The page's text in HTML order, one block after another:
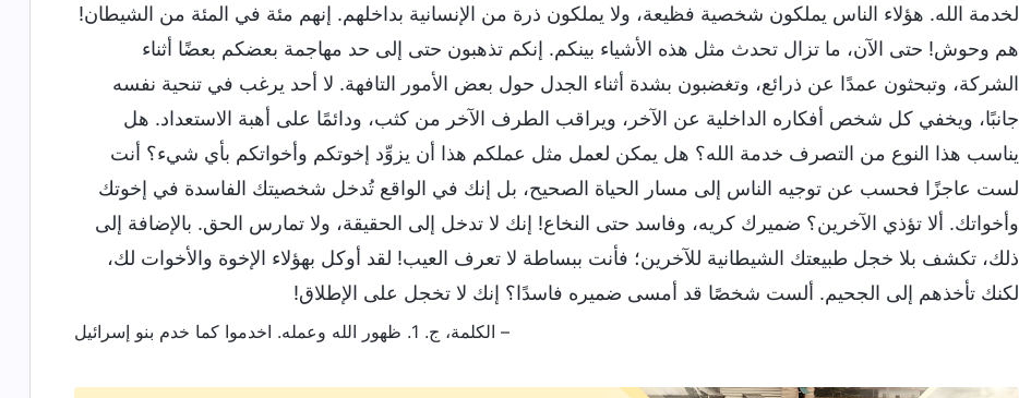
لخدمة الله. هؤلاء الناس يملكون شخصية فظيعة، ولا يملكون ذرة من الإنسانية بداخلهم. إنهم مئة في المئة من الشيطان!
هم وحوش! حتى الآن، ما تزال تحدث مثل هذه الأشياء بينكم. إنكم تذهبون حتى إلى حد مهاجمة بعضكم بعضًا أثناء
الشركة، وتبحثون عمدًا عن ذرائع، وتغضبون بشدة أثناء الجدل حول بعض الأمور التافهة. لا أحد يرغب في تنحية نفسه
جانبًا، ويخفي كل شخص أفكاره الداخلية عن الآخر، ويراقب الطرف الآخر من كثب، ودائمًا على أهبة الاستعداد. هل
يناسب هذا النوع من التصرف خدمة الله؟ هل يمكن لعمل مثل عملكم هذا أن يزوِّد إخوتكم وأخواتكم بأي شيء؟ أنت
لست عاجزًا فحسب عن توجيه الناس إلى مسار الحياة الصحيح، بل إنك في الواقع تُدخل شخصيتك الفاسدة في إخوتك
وأخواتك. ألا تؤذي الآخرين؟ ضميرك كريه، وفاسد حتى النخاع! إنك لا تدخل إلى الحقيقة، ولا تمارس الحق. بالإضافة إلى
ذلك، تكشف بلا خجل طبيعتك الشيطانية للآخرين؛ فأنت ببساطة لا تعرف العيب! لقد أوكل بهؤلاء الإخوة والأخوات لك،
لكنك تأخذهم إلى الجحيم. ألست شخصًا قد أمسى ضميره فاسدًا؟ إنك لا تخجل على الإطلاق!
– الكلمة، ج. 1. ظهور الله وعمله. اخدموا كما خدم بنو إسرائيل